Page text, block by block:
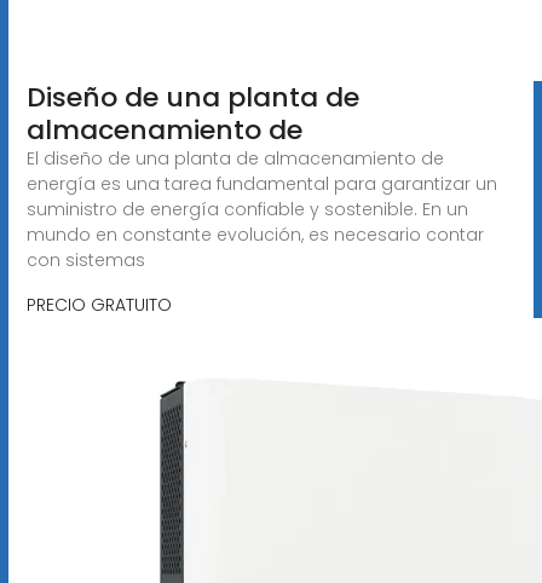
Diseño de una planta de
almacenamiento de
El diseño de una planta de almacenamiento de
energía es una tarea fundamental para garantizar un
suministro de energía confiable y sostenible. En un
mundo en constante evolución, es necesario contar
con sistemas
PRECIO GRATUITO